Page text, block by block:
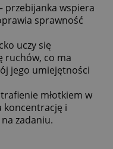
przebijanka wspiera
sprawność
uczy się
ruchów, co ma
jego umiejętności
młotkiem w
i
zadaniu.